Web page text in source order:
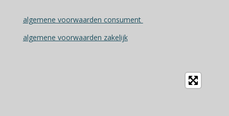
algemene voorwaarden consument
algemene voorwaarden zakelijk